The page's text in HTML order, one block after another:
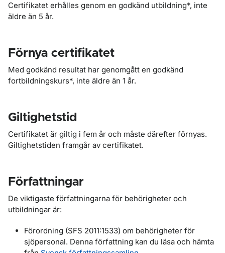
Certifikatet erhålles genom en godkänd utbildning*, inte
äldre än 5 år.
Förnya certifikatet
Med godkänd resultat har genomgått en godkänd
fortbildningskurs*, inte äldre än 1 år.
Giltighetstid
Certifikatet är giltig i fem år och måste därefter förnyas.
Giltighetstiden framgår av certifikatet.
Författningar
De viktigaste författningarna för behörigheter och
utbildningar är:
Förordning (SFS 2011:1533) om behörigheter för
sjöpersonal. Denna författning kan du läsa och hämta